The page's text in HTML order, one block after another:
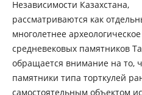
Независимости Казахстана,
рассматриваются как
многолетнее
средневековых памятников
обращается внимание на то,
памятники типа торткулей
самостоятельным объектом